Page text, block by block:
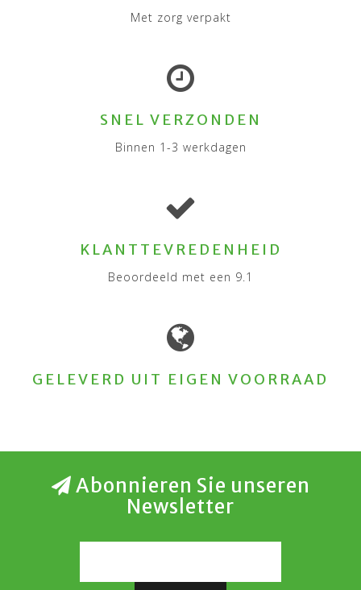
Met zorg verpakt
SNEL VERZONDEN
Binnen 1-3 werkdagen
KLANTTEVREDENHEID
Beoordeeld met een 9.1
GELEVERD UIT EIGEN VOORRAAD
Abonnieren Sie unseren
Newsletter